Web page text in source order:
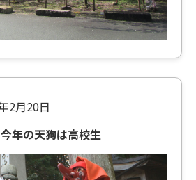
2月20日
年の天狗は高校生